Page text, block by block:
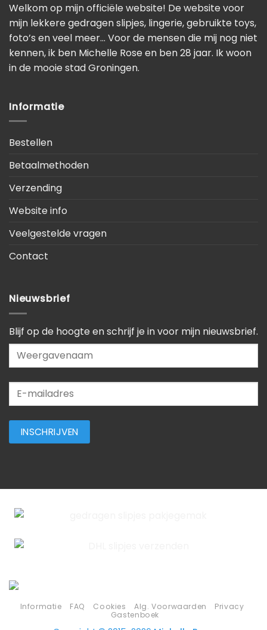
Welkom op mijn officiële website! De website voor
mijn lekkere gedragen slipjes, lingerie, gebruikte toys,
foto’s en veel meer… Voor de mensen die mij nog niet
kennen, ik ben Michelle Rose en ben 28 jaar. Ik woon
in de mooie stad Groningen.
Informatie
Bestellen
Betaalmethoden
Verzending
Website info
Veelgestelde vragen
Contact
Nieuwsbrief
Blijf op de hoogte en schrijf je in voor mijn nieuwsbrief.
Informatie FAQ Cookies Alg. Voorwaarden
Privacy
Gastenboek